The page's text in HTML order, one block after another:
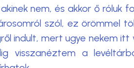
nem, és akkor ő róluk
szól, ez örömmel
indult, mert ugye nekem itt
visszanéztem a